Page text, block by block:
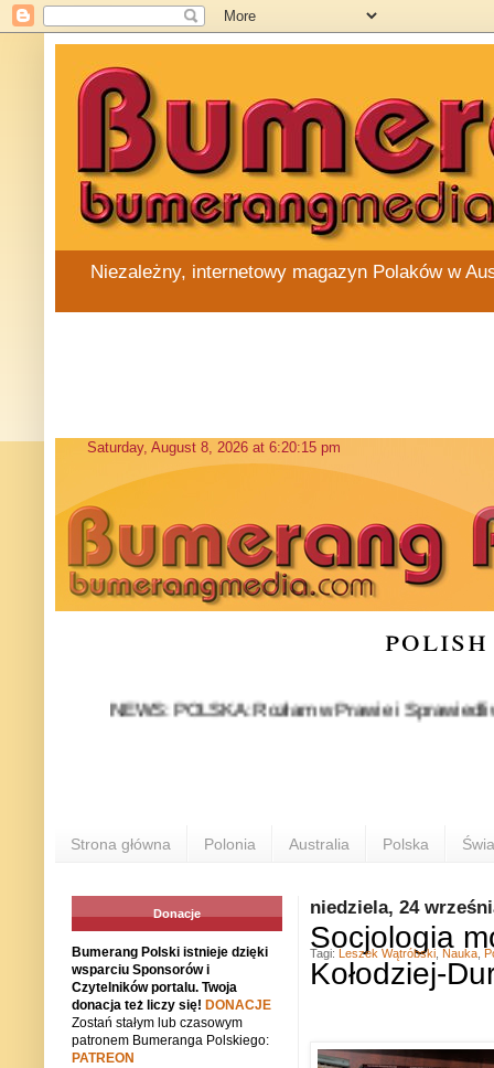
Niezależny, internetowy magazyn Polaków w
NEWS: POLSKA: Rozłam w Prawie i
Strona główna Polonia Australia Polska
niedziela, 24
Socjologia
Kołodziej-
Tagi: Leszek Wątróbski Nauka
Donacje
Bumerang Polski istnieje dzięki
wsparciu Sponsorów i
Czytelników portalu. Twoja
donacja też liczy się! DONACJE
Zostań stałym lub czasowym
patronem Bumeranga Polskiego:
PATREON